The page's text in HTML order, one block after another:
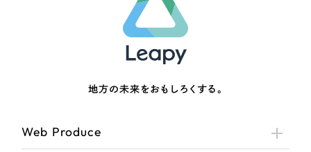
地方の未来をおもしろくする。
Web Produce